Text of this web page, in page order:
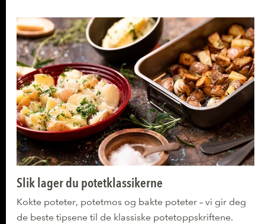
Slik lager du potetklassikerne
Kokte poteter, potetmos og bakte poteter – vi gir deg
de beste tipsene til de klassiske potetoppskriftene.